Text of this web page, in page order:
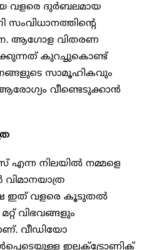
വളരെ ദുർബലമായ
സംവിധാനത്തിന്റെ
ആഗോള വിതരണ
കുറച്ചുകൊണ്ട്
സാമൂഹികവും
വീണ്ടെടുക്കാൻ
നിലയിൽ നമ്മളെ
ഇത് വളരെ കൂടുതൽ
വിഭവങ്ങളും
വീഡിയോ
ഇലക്ട്രോണിക്